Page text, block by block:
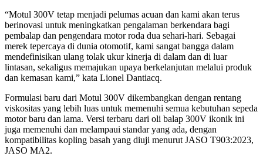
“Motul 300V tetap menjadi pelumas acuan dan kami akan terus
berinovasi untuk meningkatkan pengalaman berkendara bagi
pembalap dan pengendara motor roda dua sehari-hari. Sebagai
merek tepercaya di dunia otomotif, kami sangat bangga dalam
mendefinisikan ulang tolak ukur kinerja di dalam dan di luar
lintasan, sekaligus memajukan upaya berkelanjutan melalui produk
dan kemasan kami,” kata Lionel Dantiacq.
Formulasi baru dari Motul 300V dikembangkan dengan rentang
viskositas yang lebih luas untuk memenuhi semua kebutuhan sepeda
motor baru dan lama. Versi terbaru dari oli balap 300V ikonik ini
juga memenuhi dan melampaui standar yang ada, dengan
kompatibilitas kopling basah yang diuji menurut JASO T903:2023,
JASO MA2.